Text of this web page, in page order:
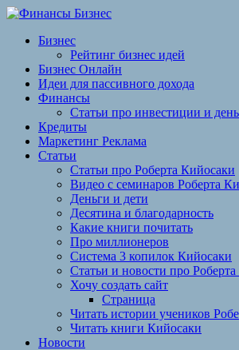
Перейти
содержимому
Бизнес
Рейтинг бизнес идей
Бизнес Онлайн
Идеи для пассивного дохода
Финансы
Статьи про инвестиции и
Кредиты
Маркетинг Реклама
Статьи
Статьи про Роберта Кийосаки
Видео с семинаров Роберта
Деньги и дети
Десятина и благодарность
Какие книги почитать
Про миллионеров
Система 3 копилок Кийосаки
Статьи и новости про
Хочу создать сайт
Страница
Читать истории учеников
Читать книги Кийосаки
Новости